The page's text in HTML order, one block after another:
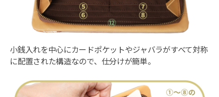
小銭入れを中心にカードポケットやジャバラがすべて対称
に配置された構造なので、仕分けが簡単。